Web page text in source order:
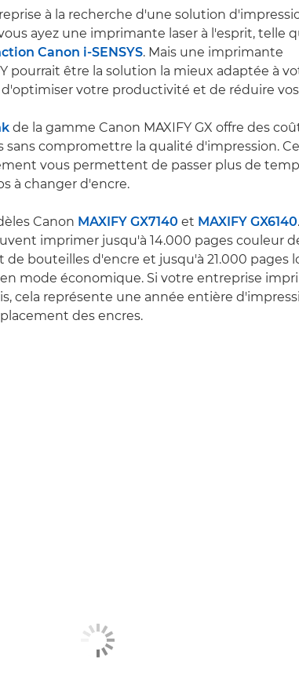
à la recherche d'une solution
ayez une imprimante laser à l'esprit, telle
Canon i-SENSYS. Mais une imprimante
pourrait être la solution la mieux adaptée à
votre productivité et de réduire
de la gamme Canon MAXIFY GX offre des
compromettre la qualité d'impression.
vous permettent de passer plus de
à changer d'encre.
Canon MAXIFY GX7140 et MAXIFY GX6140
imprimer jusqu'à 14.000 pages couleur
bouteilles d'encre et jusqu'à 21.000 pages
mode économique. Si votre entreprise
cela représente une année entière
des encres.